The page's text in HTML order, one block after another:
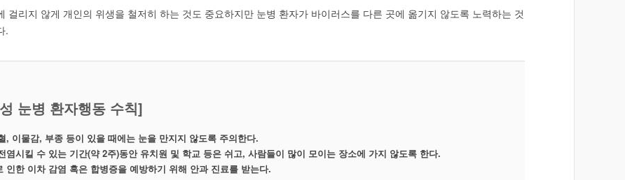
걸리지 않게 개인의 위생을 철저히 하는 것도 중요하지만 눈병 환자가 바이러스를 다른 곳에 옮기지 않도록 노력하는 것
.
눈병 환자행동 수칙]
, 이물감, 부종 등이 있을 때에는 눈을 만지지 않도록 주의한다.
염시킬 수 있는 기간(약 2주)동안 유치원 및 학교 등은 쉬고, 사람들이 많이 모이는 장소에 가지 않도록 한다.
인한 이차 감염 혹은 합병증을 예방하기 위해 안과 진료를 받는다.